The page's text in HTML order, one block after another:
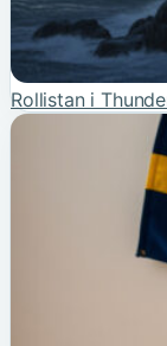
Rollistan i